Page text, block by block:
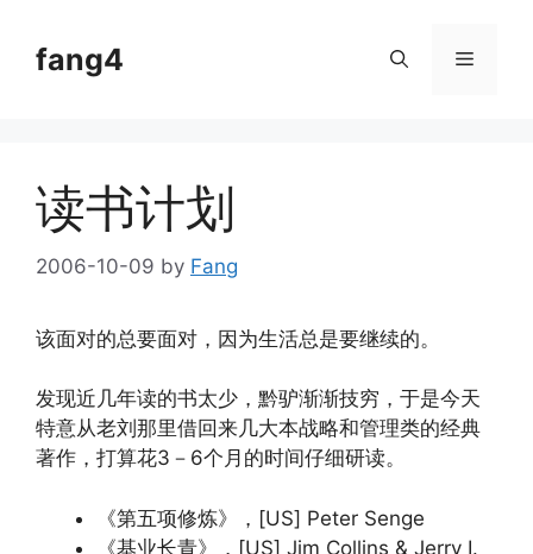
contentfang4 Menu
读书计划
2006-10-09 by Fang
该面对的总要面对，因为生活总是要继续的。
发现近几年读的书太少，黔驴渐渐技穷，于是今天
特意从老刘那里借回来几大本战略和管理类的经典
著作，打算花3－6个月的时间仔细研读。
《第五项修炼》，[US] Peter Senge
《基业长青》，[US] Jim Collins & Jerry I.